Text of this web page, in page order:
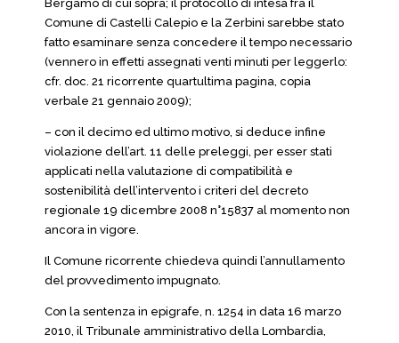
Bergamo di cui sopra; il protocollo di intesa fra il
Comune di Castelli Calepio e la Zerbini sarebbe stato
fatto esaminare senza concedere il tempo necessario
(vennero in effetti assegnati venti minuti per leggerlo:
cfr. doc. 21 ricorrente quartultima pagina, copia
verbale 21 gennaio 2009);
– con il decimo ed ultimo motivo, si deduce infine
violazione dell’art. 11 delle preleggi, per esser stati
applicati nella valutazione di compatibilità e
sostenibilità dell’intervento i criteri del decreto
regionale 19 dicembre 2008 n°15837 al momento non
ancora in vigore.
Il Comune ricorrente chiedeva quindi l’annullamento
del provvedimento impugnato.
Con la sentenza in epigrafe, n. 1254 in data 16 marzo
2010, il Tribunale amministrativo della Lombardia,